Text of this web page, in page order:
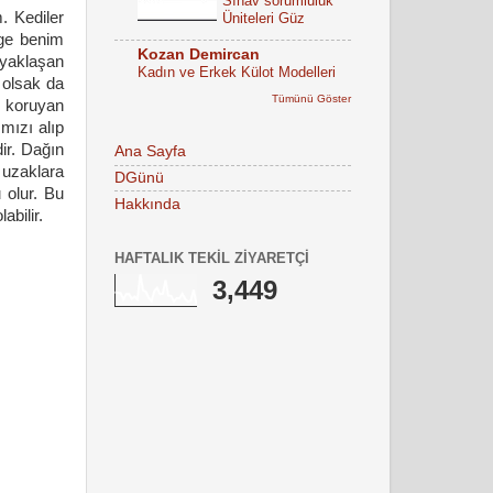
Kediler
benim
olsak da
koruyan
alıp
Dağın
olur. Bu
Üniteleri Güz
Kozan Demircan
Kadın ve Erkek Külot Modelleri
Tümünü Göster
Ana Sayfa
DGünü
Hakkında
HAFTALIK TEKIL ZIYARETÇI
3,449